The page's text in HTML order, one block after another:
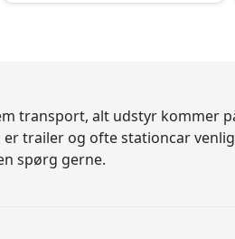
transport, alt udstyr kommer
er trailer og ofte stationcar
spørg gerne.